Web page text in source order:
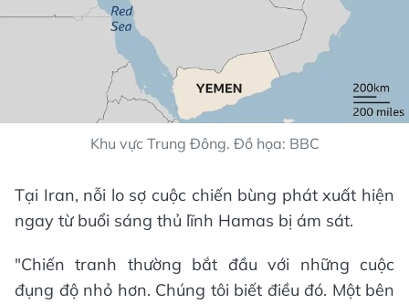
Khu vực Trung Đông. Đồ họa: BBC
Tại Iran, nỗi lo sợ cuộc chiến bùng phát xuất hiện
ngay từ buổi sáng thủ lĩnh Hamas bị ám sát.
"Chiến tranh thường bắt đầu với những cuộc
đụng độ nhỏ hơn. Chúng tôi biết điều đó. Một bên